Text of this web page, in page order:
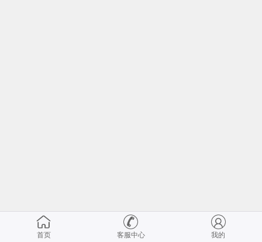
首页 客服中心 我的